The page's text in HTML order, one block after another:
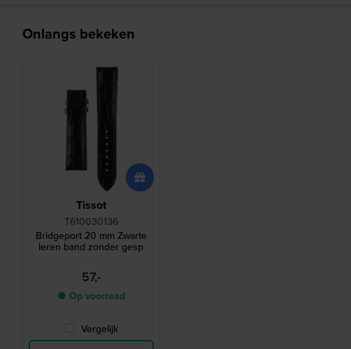
Onlangs bekeken
Tissot
T610030136
Bridgeport 20 mm Zwarte
leren band zonder gesp
57,-
● Op voorraad
Vergelijk